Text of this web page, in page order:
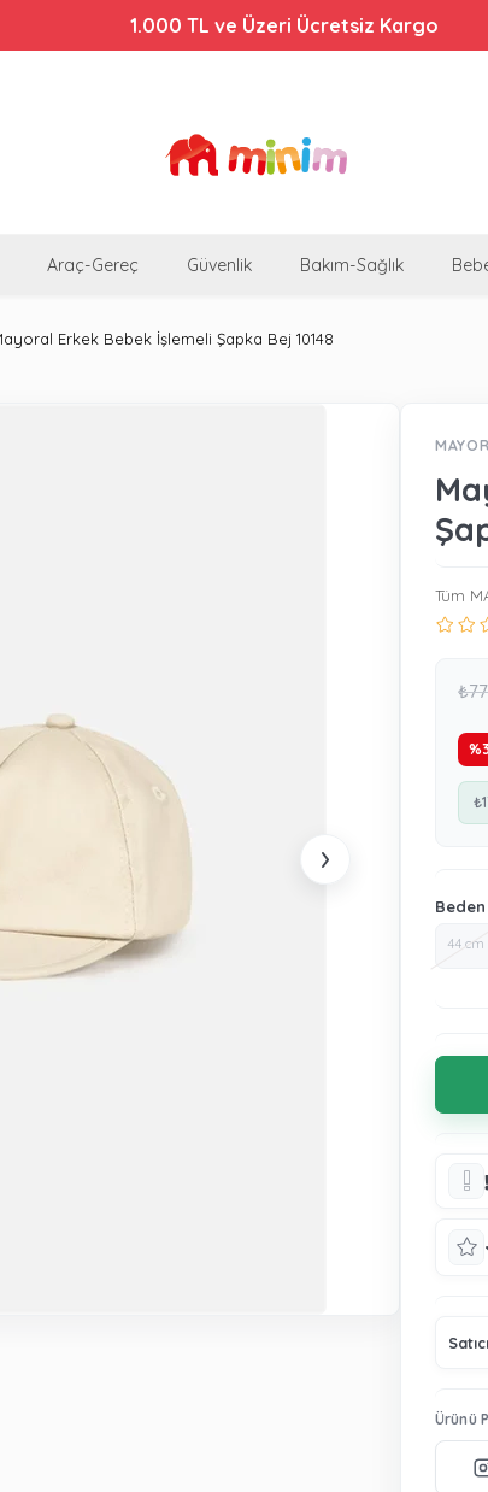
1.000 TL ve Üzeri Ücretsiz Kargo
Araç-Gereç Güvenlik Bakım-Sağlık
Erkek Bebek İşlemeli Şapka Bej 10148
›
Tüm
%
Beden
44 cm
Ürünü